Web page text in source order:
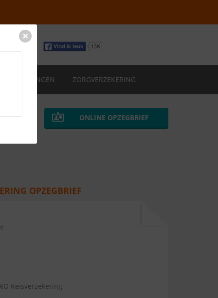
VERZEKERINGEN ZORGVERZEKERING
ONLINE OPZEGBRIEF
OPZEGBRIEF
Reisverzekering'